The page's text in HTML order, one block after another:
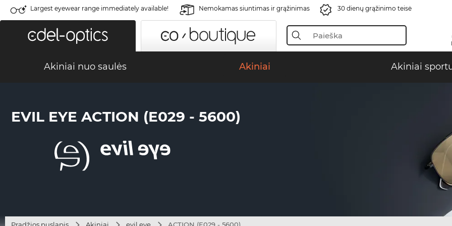
Largest eyewear range immediately available! Nemokamas siuntimas ir grąžinimas 30 dienų grąžinimo teisė
Akiniai nuo saulės Akiniai Akiniai
EVIL EYE ACTION (E029 - 5600)